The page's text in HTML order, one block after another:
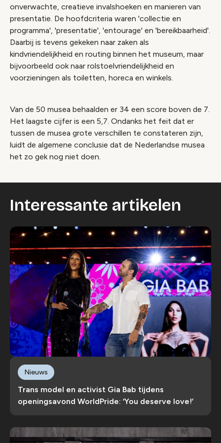
onverwachte, creatieve invalshoeken en manieren van
presentatie. De hoofdcriteria waren 'collectie en
programma', 'presentatie', 'entourage' en 'bereikbaarheid'.
Daarbij is tevens gekeken naar zaken als
kindvriendelijkheid en routing binnen het museum, maar
bijvoorbeeld ook naar rolstoelvriendelijkheid en
voorzieningen als toiletten, horeca en winkels.
Van de 50 musea behaalden er 34 een score boven de 7.
Het laagste cijfer is een 5,7. Ondanks het feit dat er
tussen de musea grote verschillen te constateren zijn,
luidt de algemene conclusie dat de Nederlandse musea
het zo gek nog niet doen.
Interessante artikelen
Trans model en activist Gia Bab tijdens
openingsavond WorldPride: ‘You deserve love!’
Nieuws